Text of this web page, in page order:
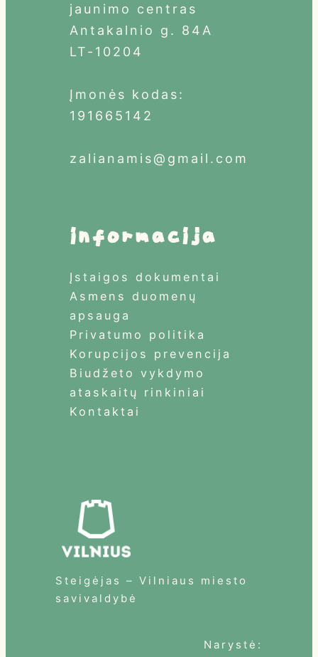
jaunimo centras
Antakalnio g. 84A
LT-10204
Įmonės kodas:
191665142
zalianamis@gmail.com
informacija
Įstaigos dokumentai
Asmens duomenų
apsauga
Privatumo politika
Korupcijos prevencija
Biudžeto vykdymo
ataskaitų rinkiniai
Kontaktai
Steigėjas – Vilniaus miesto
savivaldybė
Narystė: